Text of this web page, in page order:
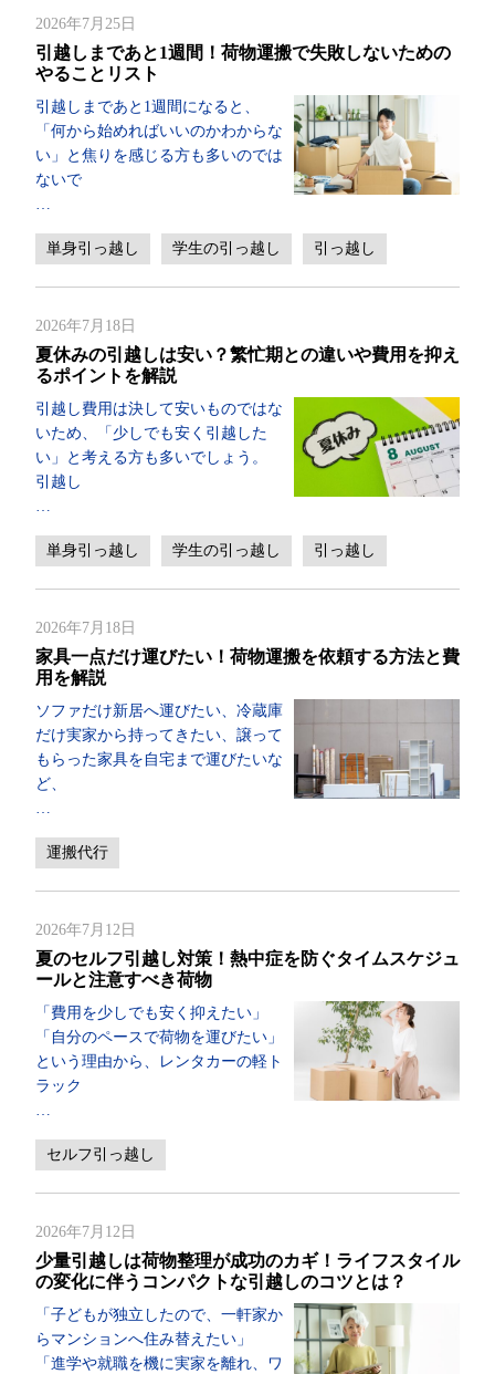
2026年7月25日
引越しまであと1週間！荷物運搬で失敗しないための
やることリスト
引越しまであと1週間になると、
「何から始めればいいのかわからな
い」と焦りを感じる方も多いのでは
ないで
…
単身引っ越し 学生の引っ越し 引っ越し
2026年7月18日
夏休みの引越しは安い？繁忙期との違いや費用を抑え
るポイントを解説
引越し費用は決して安いものではな
いため、「少しでも安く引越した
い」と考える方も多いでしょう。
引越し
…
単身引っ越し 学生の引っ越し 引っ越し
2026年7月18日
家具一点だけ運びたい！荷物運搬を依頼する方法と費
用を解説
ソファだけ新居へ運びたい、冷蔵庫
だけ実家から持ってきたい、譲って
もらった家具を自宅まで運びたいな
ど、
…
運搬代行
2026年7月12日
夏のセルフ引越し対策！熱中症を防ぐタイムスケジュ
ールと注意すべき荷物
「費用を少しでも安く抑えたい」
「自分のペースで荷物を運びたい」
という理由から、レンタカーの軽ト
ラック
…
セルフ引っ越し
2026年7月12日
少量引越しは荷物整理が成功のカギ！ライフスタイル
の変化に伴うコンパクトな引越しのコツとは？
「子どもが独立したので、一軒家か
らマンションへ住み替えたい」
「進学や就職を機に実家を離れ、ワ